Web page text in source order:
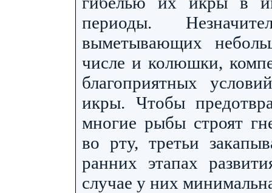
периоды.
выметывающих
числе и колюшки,
благоприятных
икры. Чтобы
многие рыбы строят
во рту, третьи
ранних этапах
случае у них